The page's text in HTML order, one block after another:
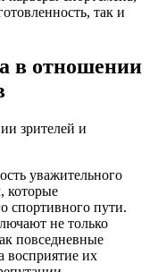
так и
в отношении
уважительного
которые
спортивного пути.
не только
повседневные
восприятие их